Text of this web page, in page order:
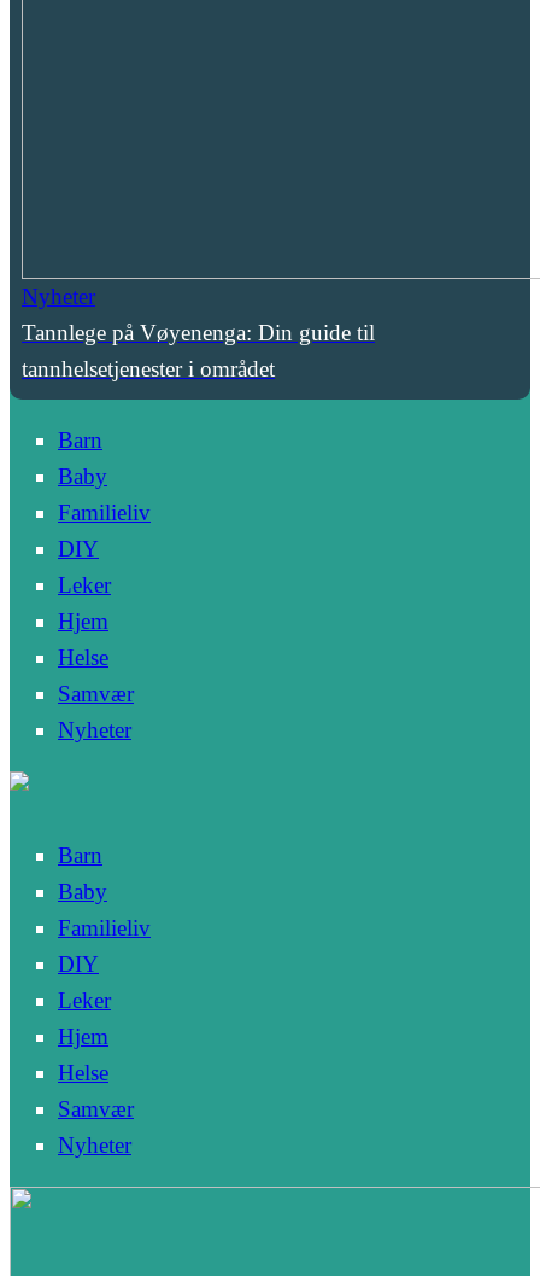
Nyheter
Tannlege på Vøyenenga: Din guide til
tannhelsetjenester i området
Barn
Baby
Familieliv
DIY
Leker
Hjem
Helse
Samvær
Nyheter
Barn
Baby
Familieliv
DIY
Leker
Hjem
Helse
Samvær
Nyheter